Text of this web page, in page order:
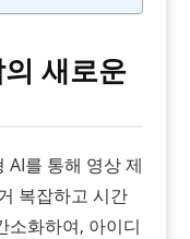
새로운
를 통해 영상 제
복잡하고 시간
소화하여, 아이디